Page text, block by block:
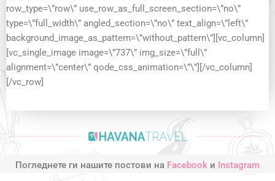
row_type=\”row\” use_row_as_full_screen_section=\”no\”
type=\”full_width\” angled_section=\”no\” text_align=\”left\”
background_image_as_pattern=\”without_pattern\”][vc_column]
[vc_single_image image=\”737\” img_size=\”full\”
alignment=\”center\” qode_css_animation=\”\”][/vc_column]
[/vc_row]
Погледнете ги нашите постови на Facebook и Instagram